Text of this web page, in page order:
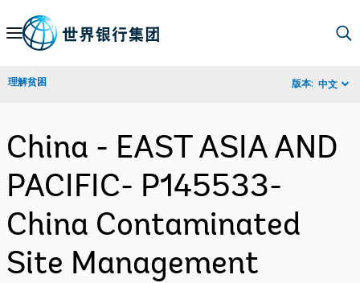
Skip
Navigation
理解贫困 版本: 中文
China - EAST ASIA AND
PACIFIC- P145533-
China Contaminated
Site Management